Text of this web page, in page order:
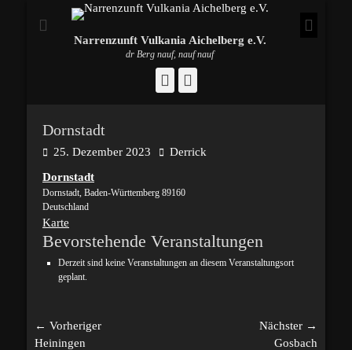
Narrenzunft Vulkania Aichelberg e.V.
dr Berg nauf, nauf nauf
Facebook
Dornstadt
Posted25. Dezember 2023 AutorDerrick
Dornstadt
Dornstadt, Baden-Württemberg 89160
Deutschland
Karte
Bevorstehende Veranstaltungen
Derzeit sind keine Veranstaltungen an diesem Veranstaltungsort
geplant.
Beitragsnavigation
← Vorheriger
Vorheriger
Heiningen
Nächster →
Gosbach